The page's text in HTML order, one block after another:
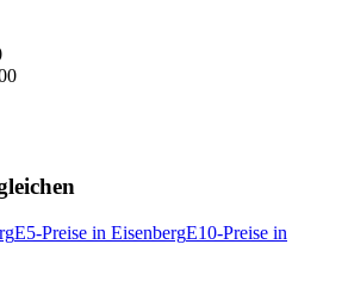
E5-Preise in EisenbergE10-Preise in